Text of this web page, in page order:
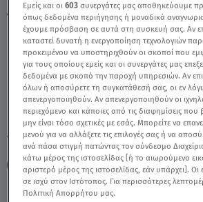
Δίδυμοι 28/1/2021 - Οι
Προβλέψεις - Video
TAGS: ΔΙΔΥΜΟΙ ΑΣΗ ΜΠΗΛΙΟΥ
ΑΣΤΡΟΛΟΓΙΚΕΣ ΠΡΟΒΛΕΨΕΙΣ ΖΩΔΙΑ
Εμείς και οι603 συνεργάτες μας αποθηκεύουμε
όπως δεδομένα περιήγησης ή μοναδικά
έχουμε πρόσβαση σε αυτά στη συσκευή σας. Αν
καταστεί δυνατή η ενεργοποίηση τεχνολογιών
προκειμένου να υποστηριχθούν οι σκοποί που
για τους οποίους εμείς και οι συνεργάτες μας
δεδομένα με σκοπό την παροχή υπηρεσιών. Αν
όλων ή αποσύρετε τη συγκατάθεσή σας, οι εν
απενεργοποιηθούν. Αν απενεργοποιηθούν οι
περιεχόμενο και κάποιες από τις διαφημίσεις που
μην είναι τόσο σχετικές με εσάς. Μπορείτε να
μενού για να αλλάξετε τις επιλογές σας ή να
ανά πάσα στιγμή πατώντας τον σύνδεσμο
κάτω μέρος της ιστοσελίδας [ή το αιωρούμενο
αριστερό μέρος της ιστοσελίδας, εάν υπάρχει]. Οι
σε ισχύ στον Ιστότοπος. Για περισσότερες
Πολιτική Απορρήτου μας.